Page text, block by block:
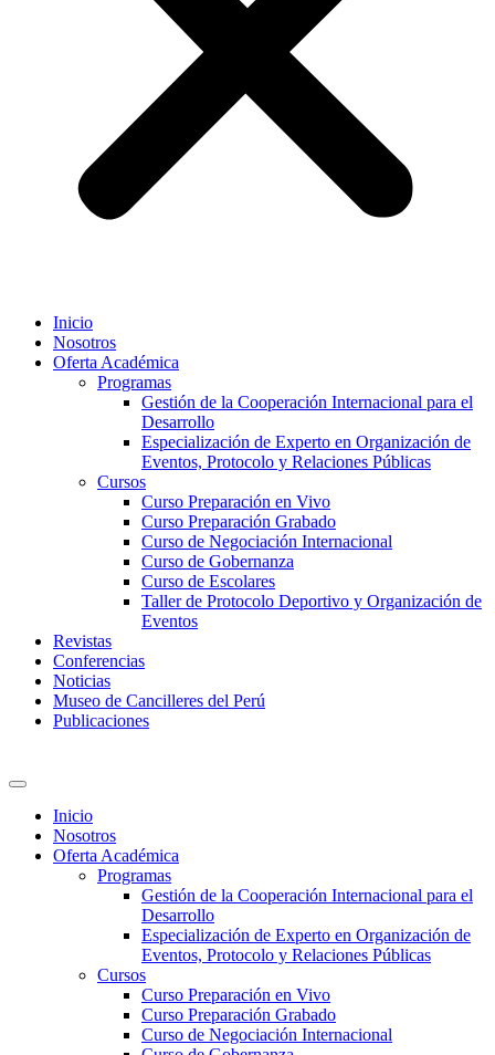
Inicio
Nosotros
Oferta Académica
Programas
Gestión de la Cooperación Internacional para el
Desarrollo
Especialización de Experto en Organización de
Eventos, Protocolo y Relaciones Públicas
Cursos
Curso Preparación en Vivo
Curso Preparación Grabado
Curso de Negociación Internacional
Curso de Gobernanza
Curso de Escolares
Taller de Protocolo Deportivo y Organización de
Eventos
Revistas
Conferencias
Noticias
Museo de Cancilleres del Perú
Publicaciones
Inicio
Nosotros
Oferta Académica
Programas
Gestión de la Cooperación Internacional para el
Desarrollo
Especialización de Experto en Organización de
Eventos, Protocolo y Relaciones Públicas
Cursos
Curso Preparación en Vivo
Curso Preparación Grabado
Curso de Negociación Internacional